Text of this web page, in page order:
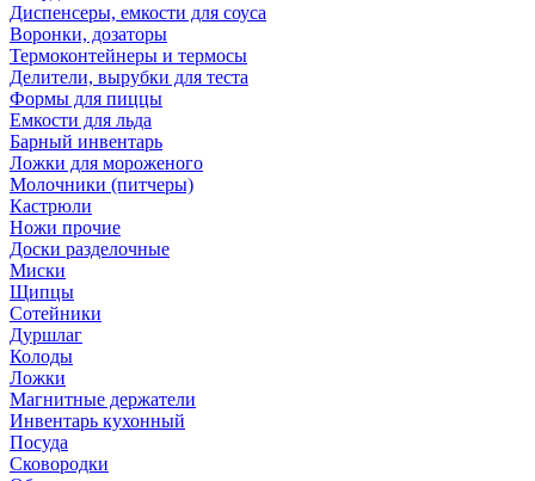
Диспенсеры, емкости для соуса
Воронки, дозаторы
Термоконтейнеры и термосы
Делители, вырубки для теста
Формы для пиццы
Емкости для льда
Барный инвентарь
Ложки для мороженого
Молочники (питчеры)
Кастрюли
Ножи прочие
Доски разделочные
Миски
Щипцы
Сотейники
Дуршлаг
Колоды
Ложки
Магнитные держатели
Инвентарь кухонный
Посуда
Сковородки